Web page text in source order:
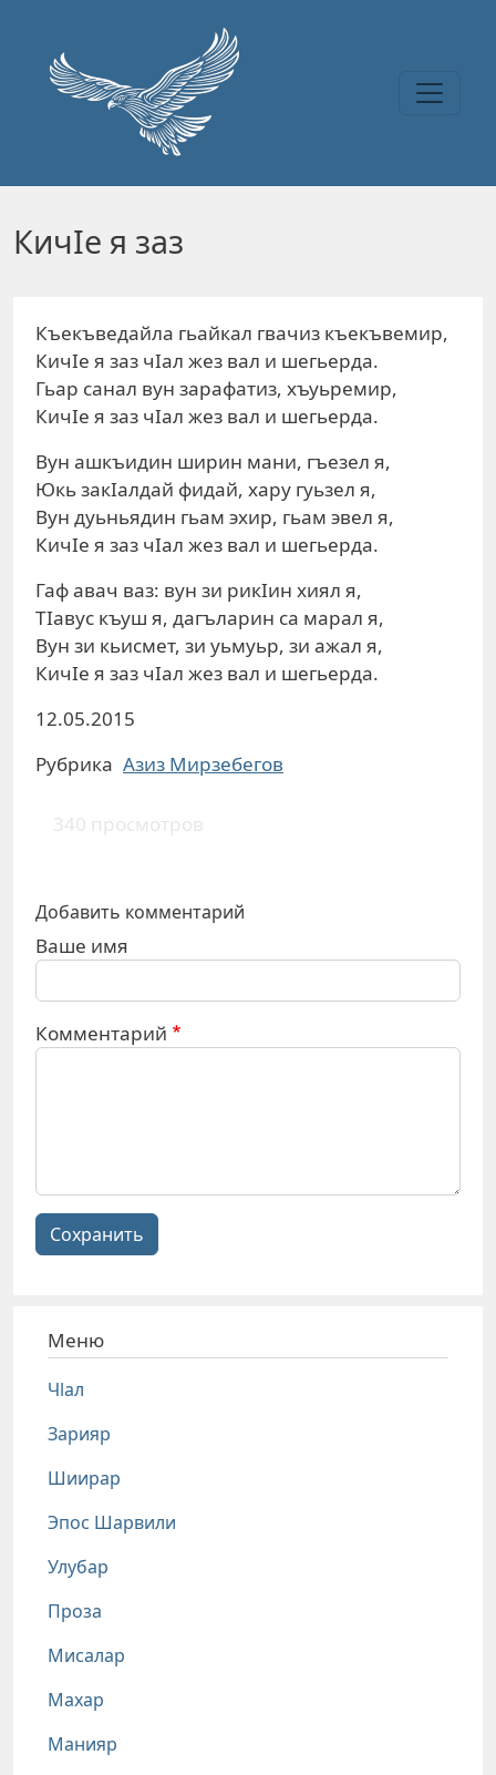
КичIе я заз
Къекъведайла гьайкал гвачиз къекъвемир,
КичІе я заз чІал жез вал и шегьерда.
Гьар санал вун зарафатиз, хъуьремир,
КичІе я заз чІал жез вал и шегьерда.
Вун ашкъидин ширин мани, гъезел я,
Юкь закІалдай фидай, хару гуьзел я,
Вун дуьньядин гьам эхир, гьам эвел я,
КичІе я заз чІал жез вал и шегьерда.
Гаф авач ваз: вун зи рикІин хиял я,
ТІавус къуш я, дагъларин са марал я,
Вун зи кьисмет, зи уьмуьр, зи ажал я,
КичІе я заз чІал жез вал и шегьерда.
12.05.2015
Рубрика Азиз Мирзебегов
340 просмотров
Добавить комментарий
Ваше имя
Комментарий
Сохранить
Меню
Чlал
Зарияр
Шиирар
Эпос Шарвили
Улубар
Проза
Мисалар
Махар
Манияр